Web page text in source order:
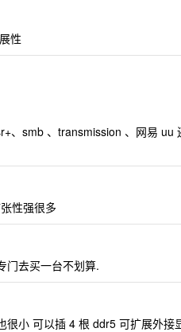
性
、smb 、transmission 、网易 uu
性强很多
门去买一台不划算.
小 可以插 4 根 ddr5 可扩展外接